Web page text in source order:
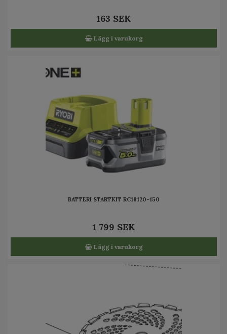
163 SEK
Lägg i varukorg
BATTERI STARTKIT RC18120-150
1 799 SEK
Lägg i varukorg